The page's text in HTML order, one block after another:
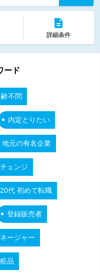
詳細条件
ード
不問
内定とりたい
地元の有名企業
ェンジ
20代 初めて転職
登録販売者
ージャー
品